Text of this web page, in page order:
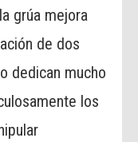
grúa mejora
de dos
dedican mucho
los